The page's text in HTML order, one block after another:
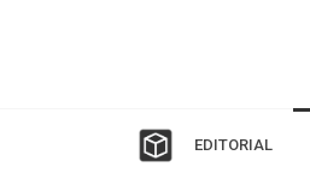
EDITORIAL